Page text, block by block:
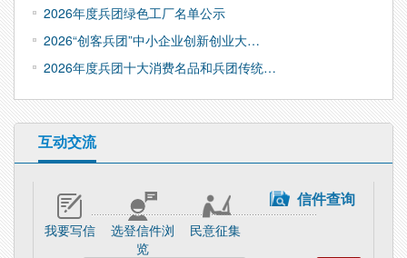
2026年度兵团绿色工厂名单公示
2026“创客兵团”中小企业创新创业大…
2026年度兵团十大消费名品和兵团传统…
互动交流
我要写信
选登信件浏
览
民意征集
信件查询